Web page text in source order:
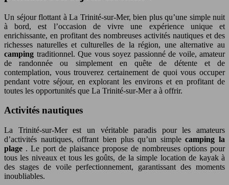
Un séjour flottant à La Trinité-sur-Mer, bien plus qu’une simple nuit
à bord, est l’occasion de vivre une expérience unique et
enrichissante, en profitant des nombreuses activités nautiques et des
richesses naturelles et culturelles de la région, une alternative au
camping traditionnel. Que vous soyez passionné de voile, amateur
de randonnée ou simplement en quête de détente et de
contemplation, vous trouverez certainement de quoi vous occuper
pendant votre séjour, en explorant les environs et en profitant de
toutes les opportunités que La Trinité-sur-Mer a à offrir.
Activités nautiques
La Trinité-sur-Mer est un véritable paradis pour les amateurs
d’activités nautiques, offrant bien plus qu’un simplecamping la
plage . Le port de plaisance propose de nombreuses options pour
tous les niveaux et tous les goûts, de la simple location de kayak à
des stages de voile perfectionnement, garantissant des moments
inoubliables.